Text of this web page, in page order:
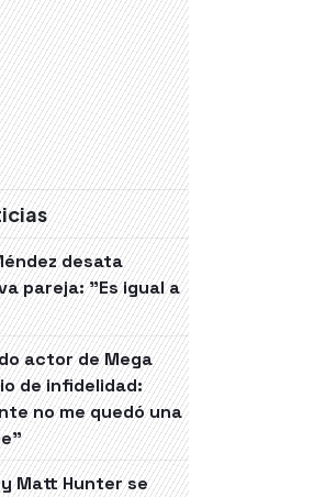
desata
pareja: "Es igual a
actor de Mega
de infidelidad:
no me quedó una
Matt Hunter se